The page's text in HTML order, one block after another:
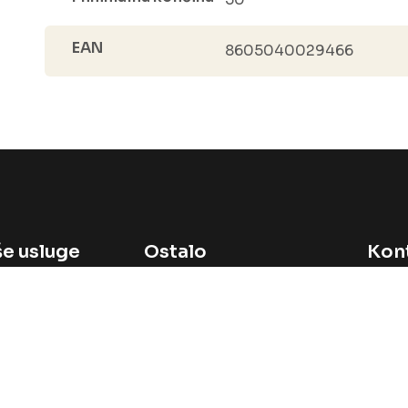
EAN 8605040029466
usluge Ostalo